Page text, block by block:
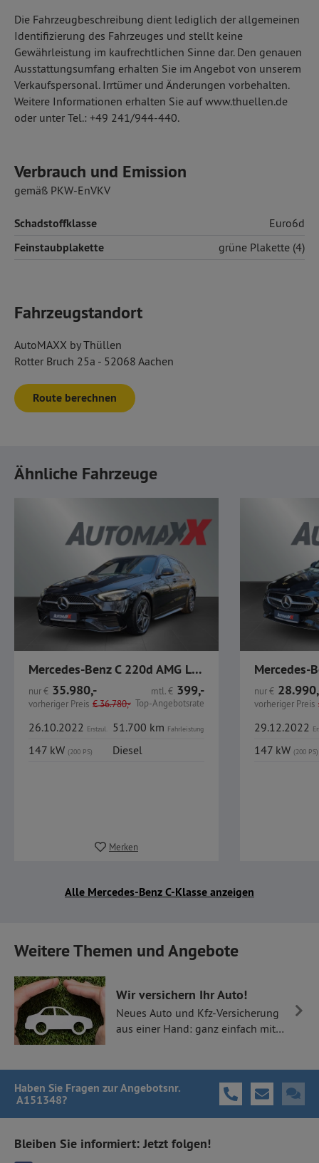
Die Fahrzeugbeschreibung dient lediglich der allgemeinen
Identifizierung des Fahrzeuges und stellt keine
Gewährleistung im kaufrechtlichen Sinne dar. Den genauen
Ausstattungsumfang erhalten Sie im Angebot von unserem
Verkaufspersonal. Irrtümer und Änderungen vorbehalten.
Weitere Informationen erhalten Sie auf www.thuellen.de
oder unter Tel.: +49 241/944-440.
Verbrauch und Emission
gemäß PKW-EnVKV
Schadstoffklasse Euro6d
Feinstaubplakette grüne Plakette (4)
Fahrzeugstandort
AutoMAXX by Thüllen
Rotter Bruch 25a - 52068 Aachen
Route berechnen
Ähnliche Fahrzeuge
Mercedes-Benz C 220d AMG Line Business Distronic AHK
nur€ 35.980,-
vorheriger Preis €36.780,-
mtl.€ 399,-
Top-Angebotsrate
26.10.2022 Erstzul. 51.700 km Fahrleistung
147 kW (200 PS) Diesel
Merken
nur€
vorheriger Preis
29.12.2022
147 kW (200 PS)
Alle Mercedes-Benz C-Klasse anzeigen
Weitere Themen und Angebote
Wir versichern Ihr Auto!
Neues Auto und Kfz-Versicherung
aus einer Hand: ganz einfach mit
Haben Sie Fragen zur Angebotsnr.
A151348?
Bleiben Sie informiert: Jetzt folgen!